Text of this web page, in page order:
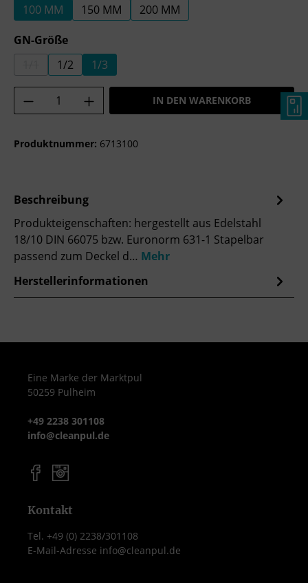
100 MM
150 MM
200 MM
GN-Größeauswählen
(DIESE OPTION IST ZURZEIT NICHT VERFÜGBAR.)
1/2 1/3
Produkt Anzahl: Gib den gewünschten
IN DEN WARENKORB
Produktnummer: 6713100
Beschreibung
Produkteigenschaften: hergestellt aus Edelstahl
18/10 DIN 66075 bzw. Euronorm 631-1 Stapelbar
passend zum Deckel d… Mehr
Herstellerinformationen
Eine Marke der Marktpul
50259 Pulheim
+49 2238 301108
info@cleanpul.de
Kontakt
Tel. +49 (0) 2238/301108
E-Mail-Adresse info@cleanpul.de